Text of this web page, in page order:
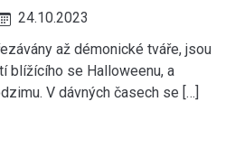
24.10.2023
až démonické tváře, jsou
blížícího se Halloweenu, a
V dávných časech se […]